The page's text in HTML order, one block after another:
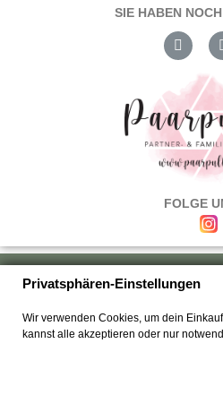
SIE HABEN
FOLGE
Über uns|Versand & Zahlung|
Kontakt
Privatsphären-Einstellungen
Wir verwenden Cookies, um dein
kannst alle akzeptieren oder nur